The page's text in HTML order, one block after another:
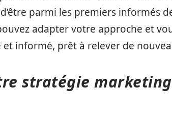
parmi les premiers informés
adapter votre approche et
informé, prêt à relever de
stratégie